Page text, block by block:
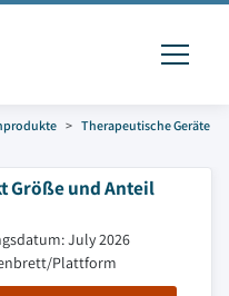
Therapeutische Geräte
Größe und Anteil
July 2026
Plattform